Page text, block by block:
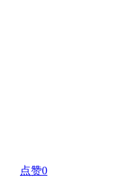
点赞0